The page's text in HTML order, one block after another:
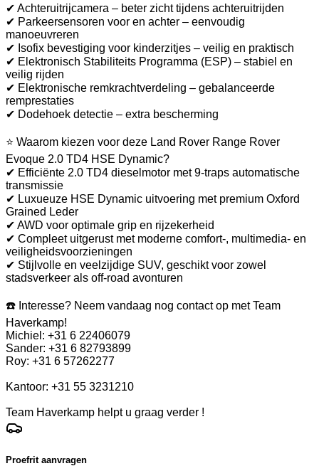
✔ Achteruitrijcamera – beter zicht tijdens achteruitrijden
✔ Parkeersensoren voor en achter – eenvoudig
manoeuvreren
✔ Isofix bevestiging voor kinderzitjes – veilig en praktisch
✔ Elektronisch Stabiliteits Programma (ESP) – stabiel en
veilig rijden
✔ Elektronische remkrachtverdeling – gebalanceerde
remprestaties
✔ Dodehoek detectie – extra bescherming
⭐ Waarom kiezen voor deze Land Rover Range Rover
Evoque 2.0 TD4 HSE Dynamic?
✔ Efficiënte 2.0 TD4 dieselmotor met 9-traps automatische
transmissie
✔ Luxueuze HSE Dynamic uitvoering met premium Oxford
Grained Leder
✔ AWD voor optimale grip en rijzekerheid
✔ Compleet uitgerust met moderne comfort-, multimedia- en
veiligheidsvoorzieningen
✔ Stijlvolle en veelzijdige SUV, geschikt voor zowel
stadsverkeer als off-road avonturen
☎️ Interesse? Neem vandaag nog contact op met Team
Haverkamp!
Michiel: +31 6 22406079
Sander: +31 6 82793899
Roy: +31 6 57262277
Kantoor: +31 55 3231210
Team Haverkamp helpt u graag verder !
Proefrit aanvragen